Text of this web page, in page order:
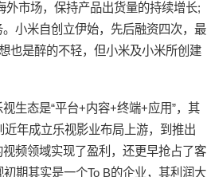
市场，保持产品出货量的持续增长;
小米自创立伊始，先后融资四次，最
也是醉的不轻，但小米及小米所创建
生态是“平台+内容+终端+应用”，其
年成立乐视影业布局上游，到推出
频领域实现了盈利，还更早抢占了客
期其实是一个To B的企业，其利润大